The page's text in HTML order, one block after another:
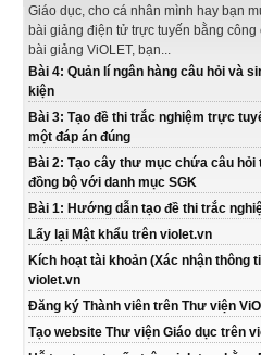
Giáo dục, cho cá nhân mình hay bạn
bài giảng điện tử trực tuyến bằng công
bài giảng ViOLET, bạn...
Bài 4: Quản lí ngân hàng câu hỏi và
kiện
Bài 3: Tạo đề thi trắc nghiệm trực
một đáp án đúng
Bài 2: Tạo cây thư mục chứa câu hỏi
đồng bộ với danh mục SGK
Bài 1: Hướng dẫn tạo đề thi trắc
Lấy lại Mật khẩu trên violet.vn
Kích hoạt tài khoản (Xác nhận thông
violet.vn
Đăng ký Thành viên trên Thư viện
Tạo website Thư viện Giáo dục trên